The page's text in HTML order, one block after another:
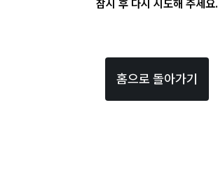
잠시 후 다시 시도해 주세요.
홈으로 돌아가기